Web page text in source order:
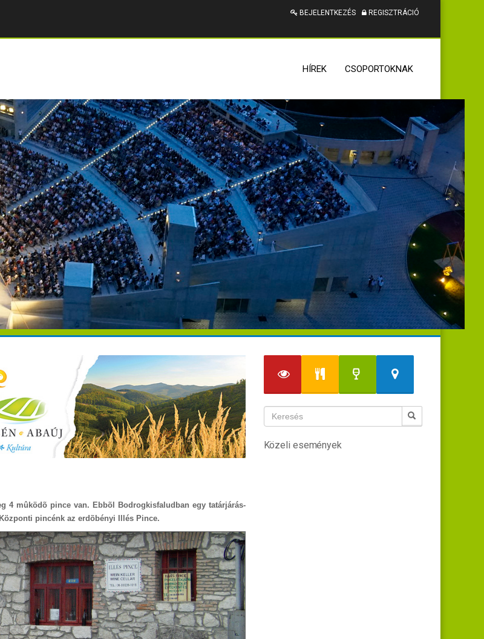
BEJELENTKEZÉS REGISZTRÁCIÓ
HÍREK CSOPORTOKNAK
4 mûködõ pince van. Ebbõl Bodrogkisfaludban egy tatárjárás-
pincénk az erdõbényi Illés Pince.
Közeli események